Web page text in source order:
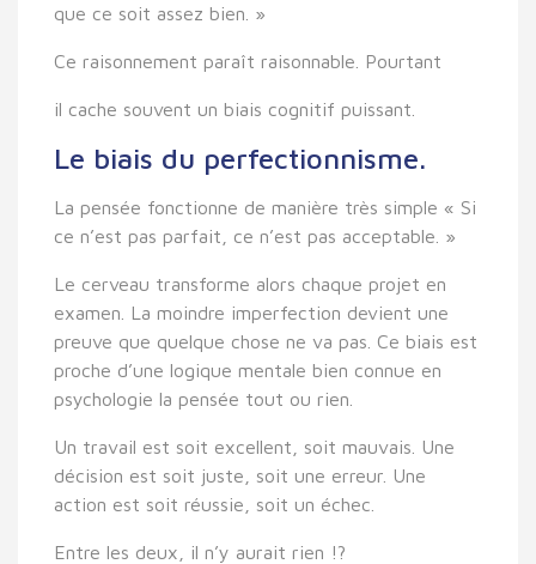
que ce soit assez bien. »
Ce raisonnement paraît raisonnable. Pourtant
il cache souvent un biais cognitif puissant.
Le biais du perfectionnisme.
La pensée fonctionne de manière très simple « Si
ce n’est pas parfait, ce n’est pas acceptable. »
Le cerveau transforme alors chaque projet en
examen. La moindre imperfection devient une
preuve que quelque chose ne va pas. Ce biais est
proche d’une logique mentale bien connue en
psychologie la pensée tout ou rien.
Un travail est soit excellent, soit mauvais. Une
décision est soit juste, soit une erreur. Une
action est soit réussie, soit un échec.
Entre les deux, il n’y aurait rien !?